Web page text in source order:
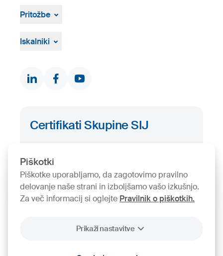
Piškotki
Piškotke uporabljamo, da zagotovimo pravilno
delovanje naše strani in izboljšamo vašo izkušnjo.
Za več informacij si oglejte Pravilnik o piškotkih.
Prikaži nastavitve
Medijsko središče
Pritožbe
Žvižgaštvo
Iskalniki
Iskalnik proizvodov
Certifikati Skupine SIJ